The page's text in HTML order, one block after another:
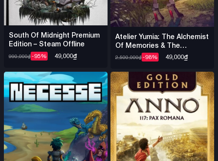
South Of Midnight Premium
Edition – Steam Offline
990,000₫-95% 49,000₫
Atelier Yumia: The Alchemist
Of Memories & The
Envisioned Land Ultimate –
Steam Offline
2,500,000₫-98% 49,000₫